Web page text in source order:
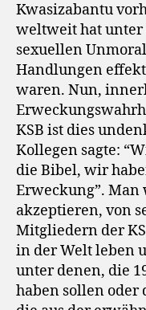
Kwasizabantu
weltweit hat
sexuellen
Handlungen
waren. Nun,
KSB ist dies
Kollegen sagte:
die Bibel, wir
Erweckung”.
akzeptieren, von
Mitgliedern der
in der Welt leben
unter denen, die
haben sollen